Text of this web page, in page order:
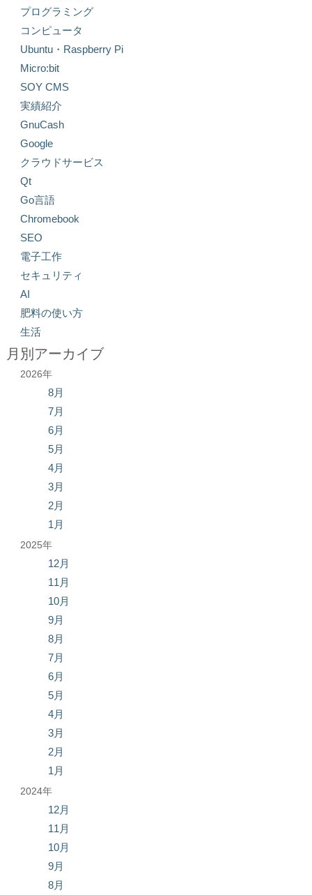
プログラミング
コンピュータ
Ubuntu・Raspberry Pi
Micro:bit
SOY CMS
実績紹介
GnuCash
Google
クラウドサービス
Qt
Go言語
Chromebook
SEO
電子工作
セキュリティ
AI
肥料の使い方
生活
月別アーカイブ
2026年
8月
7月
6月
5月
4月
3月
2月
1月
2025年
12月
11月
10月
9月
8月
7月
6月
5月
4月
3月
2月
1月
2024年
12月
11月
10月
9月
8月